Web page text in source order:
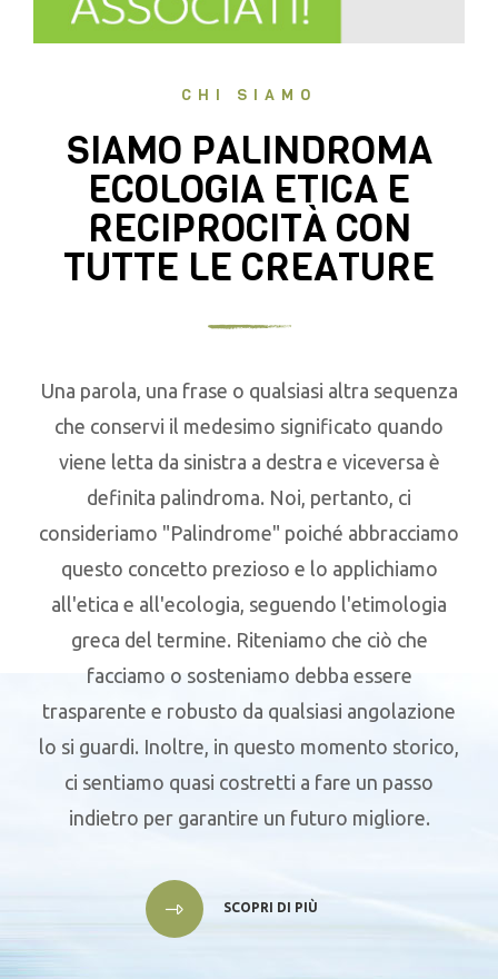
CHI SIAMO
SIAMO PALINDROMA
ECOLOGIA ETICA E
RECIPROCITÀ CON
TUTTE LE CREATURE
Una parola, una frase o qualsiasi altra sequenza
che conservi il medesimo significato quando
viene letta da sinistra a destra e viceversa è
definita palindroma. Noi, pertanto, ci
consideriamo "Palindrome" poiché abbracciamo
questo concetto prezioso e lo applichiamo
all'etica e all'ecologia, seguendo l'etimologia
greca del termine. Riteniamo che ciò che
facciamo o sosteniamo debba essere
trasparente e robusto da qualsiasi angolazione
lo si guardi. Inoltre, in questo momento storico,
ci sentiamo quasi costretti a fare un passo
indietro per garantire un futuro migliore.
SCOPRI DI PIÙ